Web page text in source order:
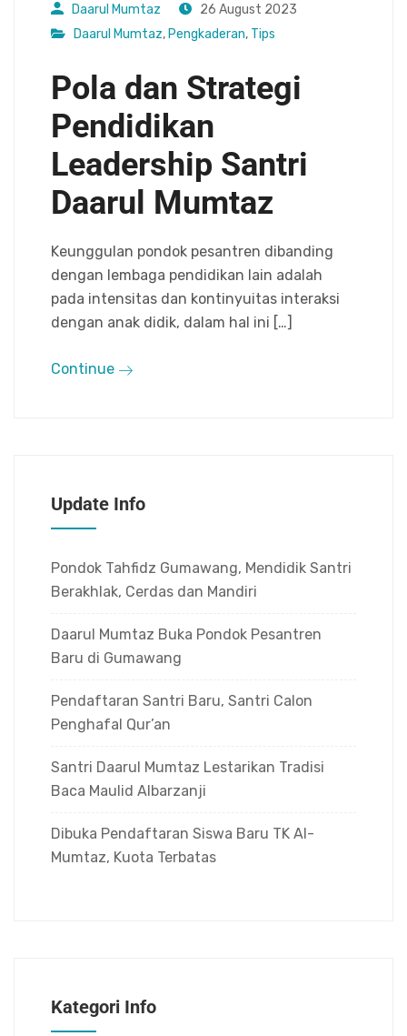
Daarul Mumtaz
26 August 2023
Daarul Mumtaz, Pengkaderan, Tips
Pola dan Strategi
Pendidikan
Leadership Santri
Daarul Mumtaz
Keunggulan pondok pesantren dibanding
dengan lembaga pendidikan lain adalah
pada intensitas dan kontinyuitas interaksi
dengan anak didik, dalam hal ini […]
Continue
Update Info
Pondok Tahfidz Gumawang, Mendidik Santri
Berakhlak, Cerdas dan Mandiri
Daarul Mumtaz Buka Pondok Pesantren
Baru di Gumawang
Pendaftaran Santri Baru, Santri Calon
Penghafal Qur’an
Santri Daarul Mumtaz Lestarikan Tradisi
Baca Maulid Albarzanji
Dibuka Pendaftaran Siswa Baru TK Al-
Mumtaz, Kuota Terbatas
Kategori Info